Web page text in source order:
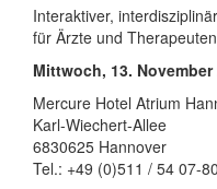
Interaktiver,
für Ärzte und Therapeuten
Mittwoch, 13. November
Mercure Hotel Atrium
Karl-Wiechert-Allee
6830625 Hannover
Tel.: +49 (0)511 / 54 07-